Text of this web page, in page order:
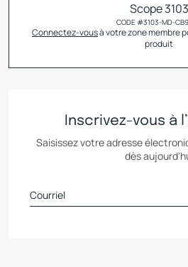
Scope 3103
CODE #3103-MD-
Connectez-vousà votre zone membre
produit
Inscrivez-vous à
Saisissez votre adresse
dès